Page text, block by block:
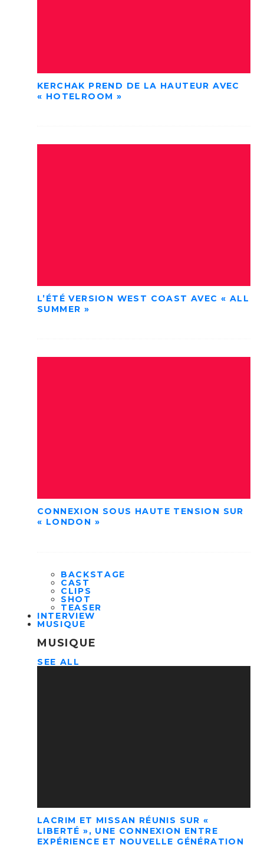
KERCHAK PREND DE LA HAUTEUR AVEC
« HOTELROOM »
L’ÉTÉ VERSION WEST COAST AVEC « ALL
SUMMER »
CONNEXION SOUS HAUTE TENSION SUR
« LONDON »
BACKSTAGE
CAST
CLIPS
SHOT
TEASER
INTERVIEW
MUSIQUE
MUSIQUE
SEE ALL
LACRIM ET MISSAN RÉUNIS SUR «
LIBERTÉ », UNE CONNEXION ENTRE
EXPÉRIENCE ET NOUVELLE GÉNÉRATION